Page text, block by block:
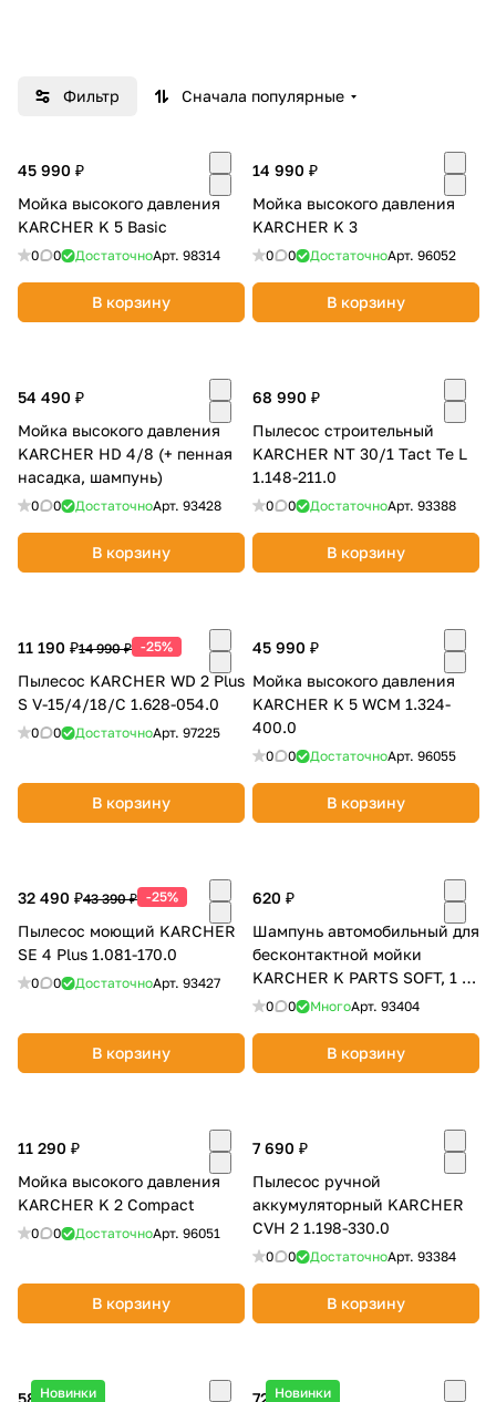
Фильтр Сначала популярные
45 990 ₽
Мойка высокого давления
KARCHER K 5 Basic
0 0 ДостаточноАрт. 98314
В корзину
14 990 ₽
Мойка высокого давления
KARCHER K 3
0 0 ДостаточноАрт. 96052
В корзину
54 490 ₽
Мойка высокого давления
KARCHER HD 4/8 (+ пенная
насадка, шампунь)
0 0 ДостаточноАрт. 93428
В корзину
68 990 ₽
Пылесос строительный
KARCHER NT 30/1 Tact Te L
1.148-211.0
0 0 ДостаточноАрт. 93388
В корзину
11 190 ₽14 990 ₽ -25%
Пылесос KARCHER WD 2 Plus
S V-15/4/18/C 1.628-054.0
0 0 ДостаточноАрт. 97225
В корзину
45 990 ₽
Мойка высокого давления
KARCHER K 5 WCM 1.324-
400.0
0 0 ДостаточноАрт. 96055
В корзину
32 490 ₽43 390 ₽ -25%
Пылесос моющий KARCHER
SE 4 Plus 1.081-170.0
0 0 ДостаточноАрт. 93427
В корзину
620 ₽
Шампунь автомобильный для
бесконтактной мойки
KARCHER K PARTS SOFT, 1 л
9.605-610.0
0 0 МногоАрт. 93404
В корзину
11 290 ₽
Мойка высокого давления
KARCHER K 2 Compact
0 0 ДостаточноАрт. 96051
В корзину
7 690 ₽
Пылесос ручной
аккумуляторный KARCHER
CVH 2 1.198-330.0
0 0 ДостаточноАрт. 93384
В корзину
Новинки
58 990 ₽
Новинки
72 990 ₽
25
% картой любого банка
Получайте товар
выбранный способом
каждые 2 недели
Подробнее
об оплате Плайтом
раз в 2
недели
раз в 2 недели
Остались вопросы?
8 800 302-02-51
plait.ru